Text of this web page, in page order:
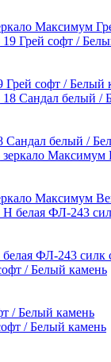
Максимум
Грей софт / Белый
Сандал белый /
Максимум
ФЛ-243 силк
/ Белый камень